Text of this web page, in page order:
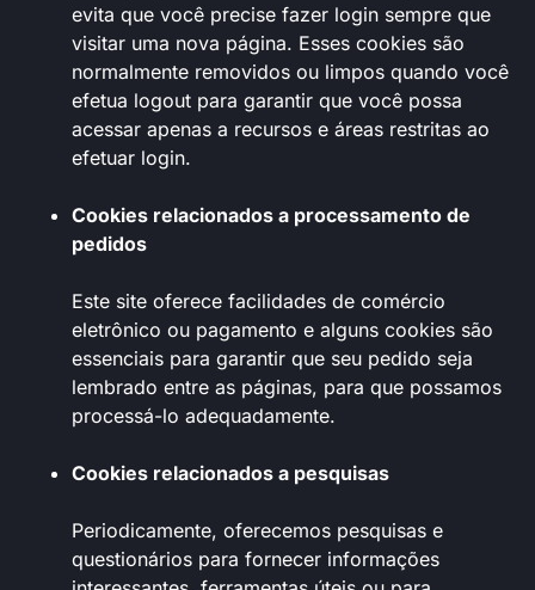
evita que você precise fazer login sempre que
visitar uma nova página. Esses cookies são
normalmente removidos ou limpos quando você
efetua logout para garantir que você possa
acessar apenas a recursos e áreas restritas ao
efetuar login.
Cookies relacionados a processamento de
pedidos
Este site oferece facilidades de comércio
eletrônico ou pagamento e alguns cookies são
essenciais para garantir que seu pedido seja
lembrado entre as páginas, para que possamos
processá-lo adequadamente.
Cookies relacionados a pesquisas
Periodicamente, oferecemos pesquisas e
questionários para fornecer informações